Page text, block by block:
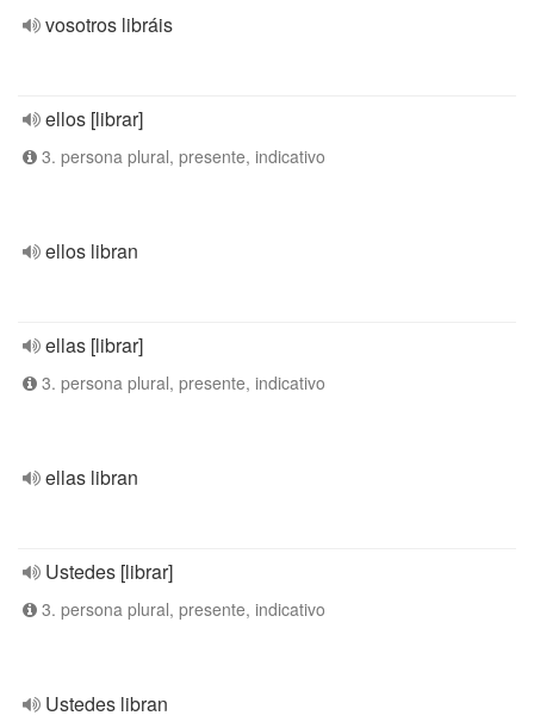
vosotros libráis
ellos [librar]
3. persona plural, presente, indicativo
ellos libran
ellas [librar]
3. persona plural, presente, indicativo
ellas libran
Ustedes [librar]
3. persona plural, presente, indicativo
Ustedes libran